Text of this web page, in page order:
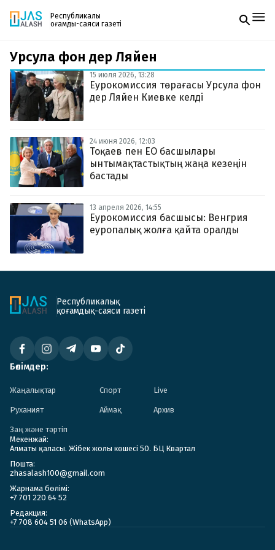
Республикалық
қоғамдық-саяси газеті
Жаңалықтар
Спорт
Live
Руханият
Аймақ
Архив
Заң және тәртіп
Редакциямен байланыс
+7 708 604 51 06
Жарнама бөлімі
Пошта
zhasalash100@gmail.com
Газетке жазылу
PDF форматтағы газетті ай сайын электронды
поштаңызға алып отырыңыз. Жаңа нөмір
шыққан сәтте сізге бірден жіберіледі. Тек email
Урсула фон дер Ляйен
15 июля 2026, 13:28
Еурокомиссия төрағасы Урсула фон
дер Ляйен Киевке келді
24 июня 2026, 12:03
Тоқаев пен ЕО басшылары
ынтымақтастықтың жаңа кезеңін
бастады
13 апреля 2026, 14:55
Еурокомиссия басшысы: Венгрия
еуропалық жолға қайта оралды
Республикалық
қоғамдық-саяси газеті
Бөлімдер:
Жаңалықтар Спорт Live
Руханият Аймақ Архив
Заң және тәртіп
Мекенжай:
Алматы қаласы. Жібек жолы көшесі 50. БЦ Квартал
Пошта:
zhasalash100@gmail.com
Жарнама бөлімі:
+7 701 220 64 52
Редакция:
+7 708 604 51 06 (WhatsApp)